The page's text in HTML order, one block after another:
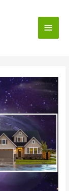
Main